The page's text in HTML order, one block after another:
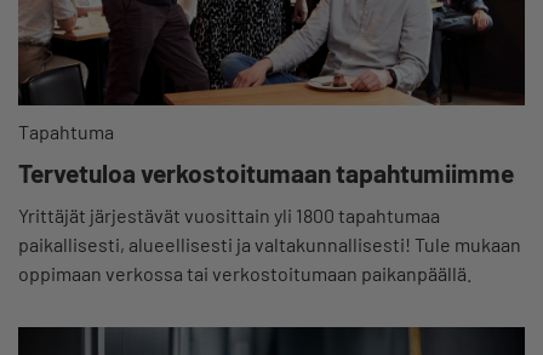
Tapahtuma
Tervetuloa verkostoitumaan tapahtumiimme
Yrittäjät järjestävät vuosittain yli 1800 tapahtumaa
paikallisesti, alueellisesti ja valtakunnallisesti! Tule mukaan
oppimaan verkossa tai verkostoitumaan paikanpäällä.